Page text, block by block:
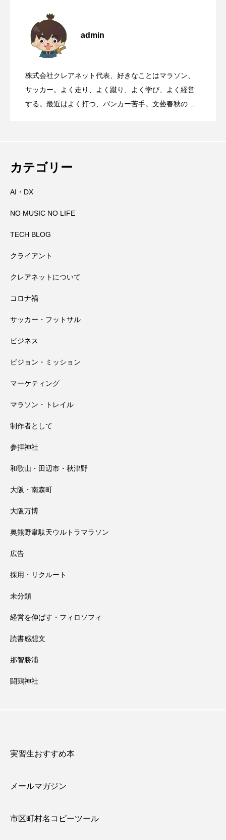
admin
株式会社クレアネット代表、好きなことはマラソン、
サッカー。よく走り、よく蹴り、よく学び、よく経営
する。最近はよく打つ、バンカー苦手。文藝春秋の
2026.08.06
2026.08.05
社の千日詣にチャレンジ
2026.08.04 那智の火祭りの裏側には消防の皆さんの
2026.08.01
2026.07.29
カテゴリー
AI・DX
NO MUSIC NO LIFE
TECH BLOG
クライアント
クレアネットについて
コロナ禍
サッカー・フットサル
ビジネス
ビジョン・ミッション
マーケティング
マラソン・トレイル
制作者として
参拝神社
和歌山・田辺市・秋津野
大阪・南森町
大阪万博
奥熊野韋駄天ウルトラマラソン
広告
採用・リクルート
未分類
経営を伸ばす・フィロソフィ
読書感想文
那智勝浦
闘鶏神社
実習生おすすめ本
メールマガジン
市区町村名コピーツール